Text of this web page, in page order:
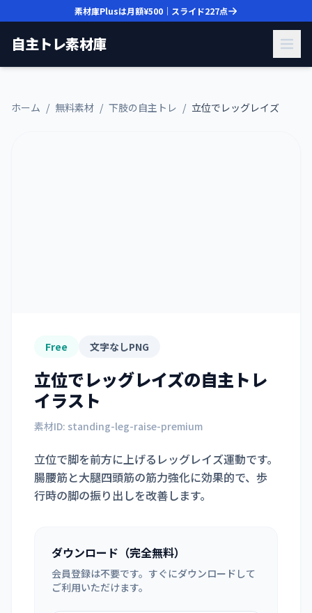
素材庫Plusは月額¥500 ｜スライド227点
自主トレ素材庫
ホーム / 無料素材 / 下肢の自主トレ / 立位でレッグレイズ
Free 文字なしPNG
立位でレッグレイズの自主トレ
イラスト
素材ID: standing-leg-raise-premium
立位で脚を前方に上げるレッグレイズ運動です。
腸腰筋と大腿四頭筋の筋力強化に効果的で、歩
行時の脚の振り出しを改善します。
ダウンロード（完全無料）
会員登録は不要です。すぐにダウンロードして
ご利用いただけます。